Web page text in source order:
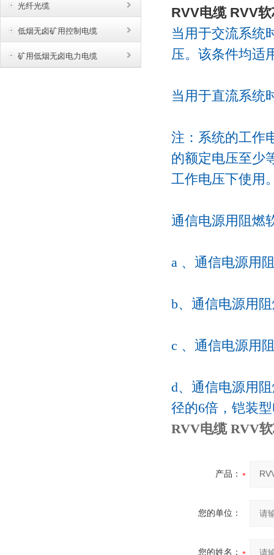
光纤光缆
低烟无卤矿用控制电缆
矿用低烟无卤电力电缆
RVV电缆 RVV
当用于交流系统
压。该条件均适
当用于直流系统
注：系统的工作
的额定电压至少
工作电压下使用
通信电源用阻燃
a 、通信电源用
b、通信电源用
c 、通信电源用
d、通信电源用
径的6倍，铠装
RVV电缆 RVV
产品：
您的单位：
您的姓名：